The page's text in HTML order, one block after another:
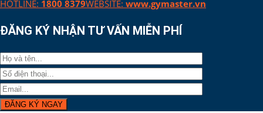
HOTLINE: 1800 8379WEBSITE: www.gymaster.vn
ĐĂNG KÝ NHẬN TƯ VẤN MIỄN PHÍ